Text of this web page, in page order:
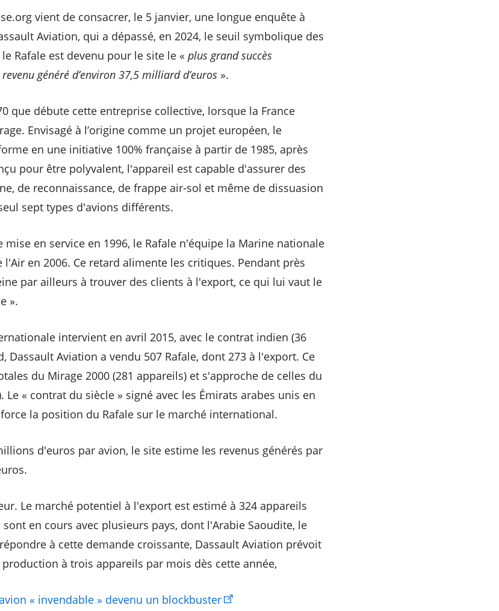
vient de consacrer, le 5 janvier, une longue enquête à
Aviation, qui a dépassé, en 2024, le seuil symbolique des
Rafale est devenu pour le site le « plus grand succès
généré d’environ 37,5 milliard d’euros».
que débute cette entreprise collective, lorsque la France
Envisagé à l’origine comme un projet européen, le
en une initiative 100% française à partir de 1985, après
pour être polyvalent, l'appareil est capable d'assurer des
de reconnaissance, de frappe air-sol et même de dissuasion
sept types d'avions différents.
en service en 1996, le Rafale n'équipe la Marine nationale
en 2006. Ce retard alimente les critiques. Pendant près
par ailleurs à trouver des clients à l'export, ce qui lui vaut le
».
intervient en avril 2015, avec le contrat indien (36
Dassault Aviation a vendu 507 Rafale, dont 273 à l'export. Ce
du Mirage 2000 (281 appareils) et s'approche de celles du
Le « contrat du siècle » signé avec les Émirats arabes unis en
la position du Rafale sur le marché international.
d'euros par avion, le site estime les revenus générés par
Le marché potentiel à l'export est estimé à 324 appareils
en cours avec plusieurs pays, dont l'Arabie Saoudite, le
à cette demande croissante, Dassault Aviation prévoit
à trois appareils par mois dès cette année,
« invendable » devenu un blockbuster